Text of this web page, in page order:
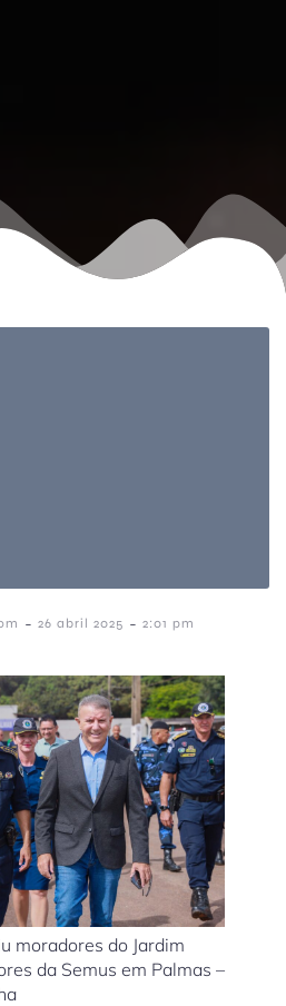
- 26 abril 2025 - 2:01 pm
moradores do Jardim
da Semus em Palmas –